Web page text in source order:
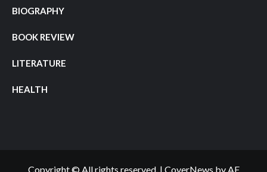
BIOGRAPHY
BOOK REVIEW
LITERATURE
HEALTH
Copyright © All rights reserved. | CoverNews by AF